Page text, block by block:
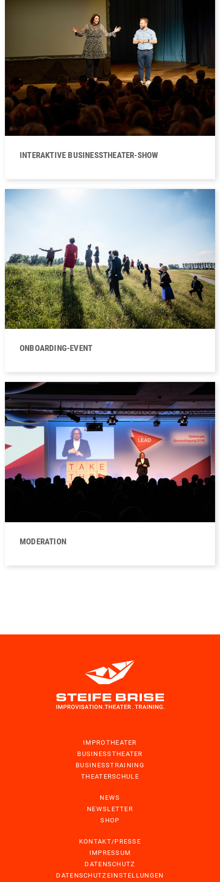
INTERAKTIVE BUSINESSTHEATER-SHOW
ONBOARDING-EVENT
MODERATION
IMPROTHEATER
BUSINESSTHEATER
BUSINESSTRAINING
THEATERSCHULE
NEWS
NEWSLETTER
SHOP
KONTAKT/PRESSE
IMPRESSUM
DATENSCHUTZ
DATENSCHUTZEINSTELLUNGEN